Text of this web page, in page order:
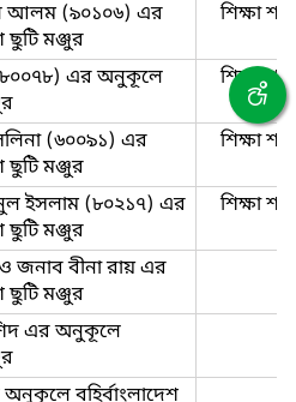
আলম (৯০১০৬) এর
ছুটি মঞ্জুর
শিক্ষা
এর অনুকূলে
শিক্ষা
(৬০০৯১) এর
ছুটি মঞ্জুর
শিক্ষা
ইসলাম (৮০২১৭) এর
ছুটি মঞ্জুর
শিক্ষা
বীনা রায় এর
ছুটি মঞ্জুর
এর অনুকূলে
বহির্বাংলাদেশ